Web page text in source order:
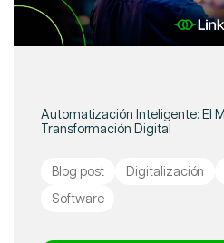
Automatización Inteligente: El
Transformación Digital
Blog post Digitalización
Software